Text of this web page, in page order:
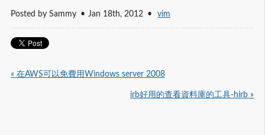
Posted by Sammy Jan 18th, 2012 vim
« 在AWS可以免費用Windows server 2008
irb好用的查看資料庫的工具-hirb »